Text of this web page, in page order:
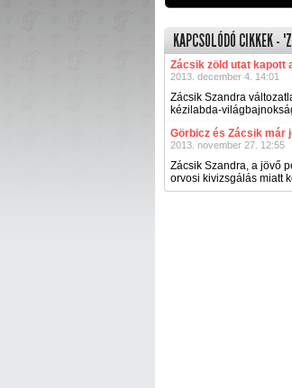
KAPCSOLÓDÓ CIKKEK -
Zácsik zöld utat kapott
2013. december 4. 14:01
Zácsik Szandra
kézilabda-
Görbicz és Zácsik már
2013. november 27. 12:55
Zácsik Szandra, a jövő
orvosi kivizsgálás miatt